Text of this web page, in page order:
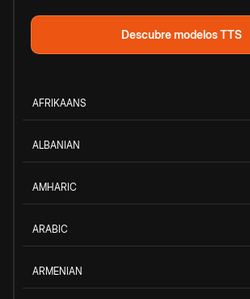
Descubre modelos TTS
AFRIKAANS
ALBANIAN
AMHARIC
ARABIC
ARMENIAN